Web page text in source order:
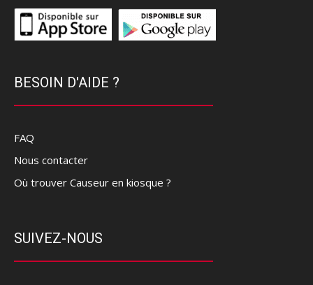
BESOIN D'AIDE ?
FAQ
Nous contacter
Où trouver Causeur en kiosque ?
SUIVEZ-NOUS